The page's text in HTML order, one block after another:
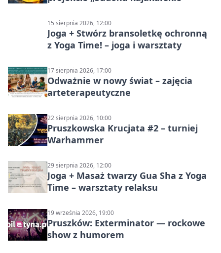
15 sierpnia 2026, 12:00
Joga + Stwórz bransoletkę ochronną
z Yoga Time! – joga i warsztaty
17 sierpnia 2026, 17:00
Odważnie w nowy świat – zajęcia
arteterapeutyczne
22 sierpnia 2026, 10:00
Pruszkowska Krucjata #2 – turniej
Warhammer
29 sierpnia 2026, 12:00
Joga + Masaż twarzy Gua Sha z Yoga
Time – warsztaty relaksu
19 września 2026, 19:00
Pruszków: Exterminator — rockowe
show z humorem